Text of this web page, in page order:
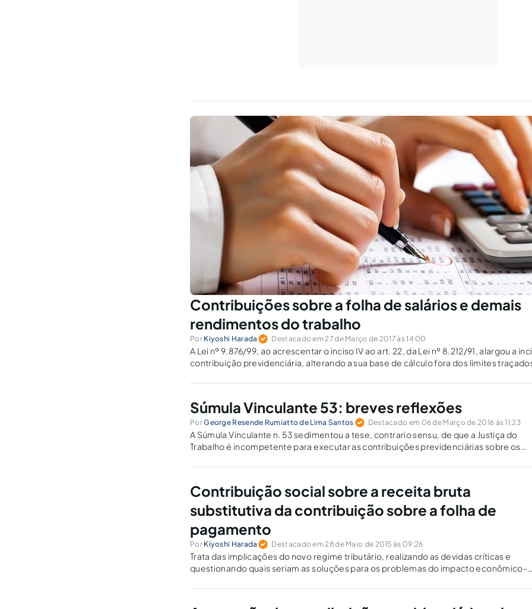
Contribuições sobre a folha de salários e demais
rendimentos do trabalho
Por Kiyoshi Harada Destacado em 27 de Março de 2017 às 14:00
A Lei nº 9.876/99, ao acrescentar o inciso IV ao art. 22, da Lei nº 8.212/91, alargou a
contribuição previdenciária, alterando a sua base de cálculo fora dos limites
Súmula Vinculante 53: breves reflexões
PorGeorge Resende Rumiatto de Lima Santos Destacado em 06 de Março de 2016 às 11:23
A Súmula Vinculante n. 53 sedimentou a tese, contrario sensu, de que a Justiça do
Trabalho é incompetente para executar as contribuições previdenciárias sobre os
Contribuição social sobre a receita bruta
substitutiva da contribuição sobre a folha de
pagamento
Por Kiyoshi Harada Destacado em 28 de Maio de 2015 às 09:26
Trata das implicações do novo regime tributário, realizando as devidas críticas e
questionando quais seriam as soluções para os problemas do impacto econômico-